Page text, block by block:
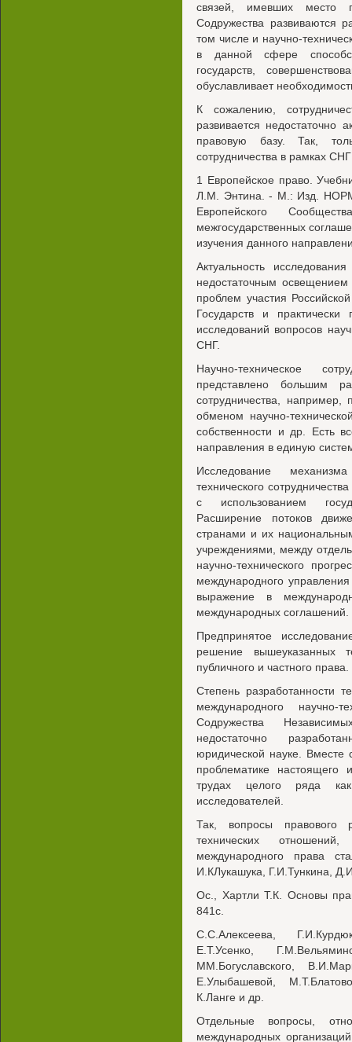
связей, имевших место
Содружества развиваются
том числе и научно-
в данной сфере
государств,
обуславливает
К сожалению,
развивается недостаточно
правовую базу. Так,
сотрудничества в рамках
1 Европейское право.
Л.М. Энтина. - М.: Изд.
Европейского
межгосударственных
изучения данного
Актуальность
недостаточным
проблем участия
Государств и
исследований вопросов
СНГ.
Научно-техническое
представлено большим
сотрудничества, например,
обменом научно-
собственности и др. Есть
направления в единую
Исследование
технического
с использованием
Расширение потоков
странами и их
учреждениями, между
научно-технического
международного
выражение в
международных соглашений.
Предпринятое
решение вышеуказанных
публичного и частного права.
Степень разработанности
международного научно-
Содружества
недостаточно
юридической науке.
проблематике
трудах целого ряда
исследователей.
Так, вопросы правового
технических
международного права
И.КЛукашука, Г.И.Тункина,
Ос., Хартли Т.К. Основы
841с.
С.С.Алексеева,
Е.Т.Усенко,
ММ.Богуславского,
Е.Улыбашевой,
К.Ланге и др.
Отдельные вопросы,
международных